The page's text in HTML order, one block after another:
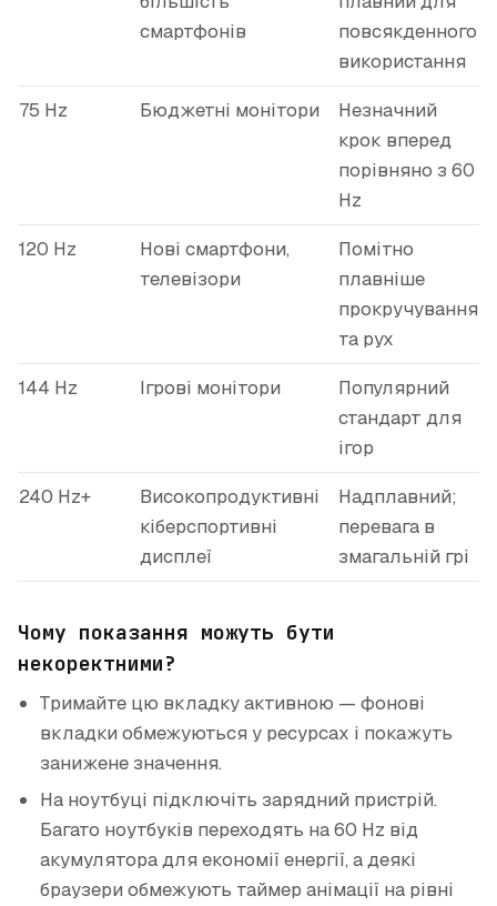
смартфонів
повсякденного
використання
75 Hz
Бюджетні монітори
Незначний
крок вперед
порівняно з 60
Hz
120 Hz
Нові смартфони,
телевізори
Помітно
плавніше
прокручування
та рух
144 Hz
Ігрові монітори
Популярний
стандарт для
ігор
240 Hz+
Високопродуктивні
кіберспортивні
дисплеї
Надплавний;
перевага в
змагальній грі
Чому показання можуть бути
некоректними?
Тримайте цю вкладку активною — фонові
вкладки обмежуються у ресурсах і покажуть
занижене значення.
На ноутбуці підключіть зарядний пристрій.
Багато ноутбуків переходять на 60 Hz від
акумулятора для економії енергії, а деякі
браузери обмежують таймер анімації на рівні